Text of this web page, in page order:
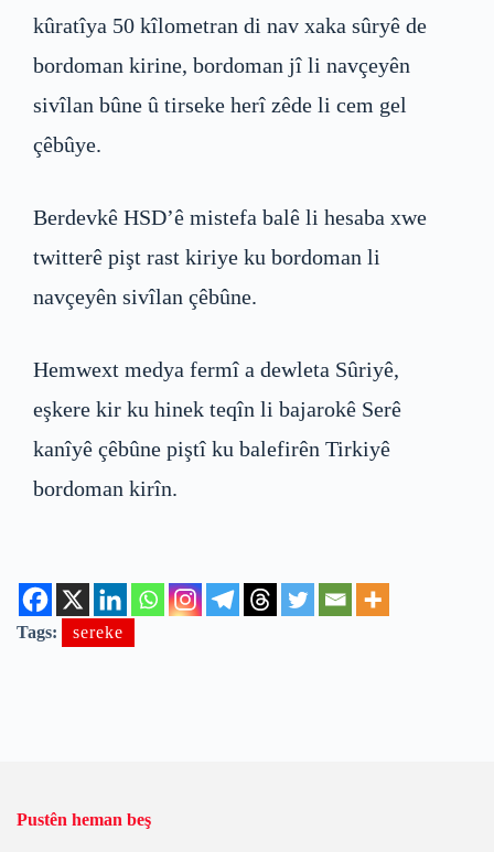
kûratîya 50 kîlometran di nav xaka sûryê de
bordoman kirine, bordoman jî li navçeyên
sivîlan bûne û tirseke herî zêde li cem gel
çêbûye.
Berdevkê HSD’ê mistefa balê li hesaba xwe
twitterê pişt rast kiriye ku bordoman li
navçeyên sivîlan çêbûne.
Hemwext medya fermî a dewleta Sûriyê,
eşkere kir ku hinek teqîn li bajarokê Serê
kanîyê çêbûne piştî ku balefirên Tirkiyê
bordoman kirîn.
Tags: sereke
Pustên heman beş